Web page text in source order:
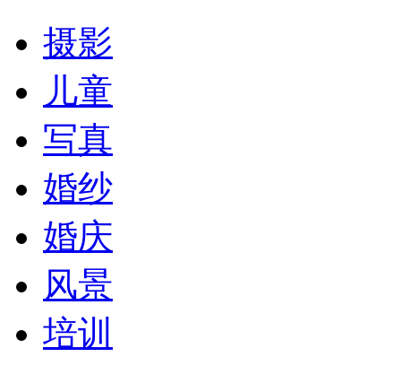
摄影
儿童
写真
婚纱
婚庆
风景
培训